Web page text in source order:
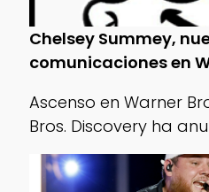
Chelsey Summey,
comunicaciones en
Ascenso en Warner
Bros. Discovery ha